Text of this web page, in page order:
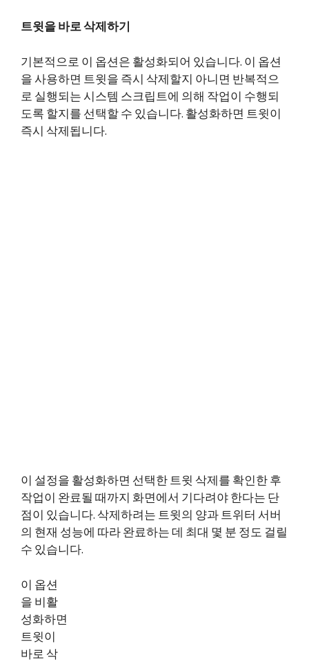
트윗을 바로 삭제하기
기본적으로 이 옵션은 활성화되어 있습니다. 이 옵션
을 사용하면 트윗을 즉시 삭제할지 아니면 반복적으
로 실행되는 시스템 스크립트에 의해 작업이 수행되
도록 할지를 선택할 수 있습니다. 활성화하면 트윗이
즉시 삭제됩니다.
이 설정을 활성화하면 선택한 트윗 삭제를 확인한 후
작업이 완료될 때까지 화면에서 기다려야 한다는 단
점이 있습니다. 삭제하려는 트윗의 양과 트위터 서버
의 현재 성능에 따라 완료하는 데 최대 몇 분 정도 걸릴
수 있습니다.
이 옵션
을 비활
성화하면
트윗이
바로 삭